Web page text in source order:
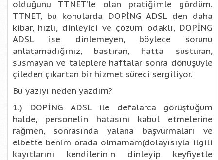
olduğunu TTNET’le olan pratiğimle gördüm.
TTNET, bu konularda DOPİNG ADSL den daha
kibar, hızlı, dinleyici ve çözüm odaklı, DOPİNG
ADSL ise dinlemeyen, böylece sorunu
anlatamadığınız, bastıran, hatta susturan,
susmayan ve taleplere haftalar sonra dönüşüyle
çileden çıkartan bir hizmet süreci sergiliyor.
Bu yazıyı neden yazdım?
1.) DOPİNG ADSL ile defalarca görüştüğüm
halde, personelin hatasını kabul etmelerine
rağmen, sonrasında yalana başvurmaları ve
elbette benim orada olmamam(dolayısıyla ilgili
kayıtlarını kendilerinin dinleyip keyfiyetle